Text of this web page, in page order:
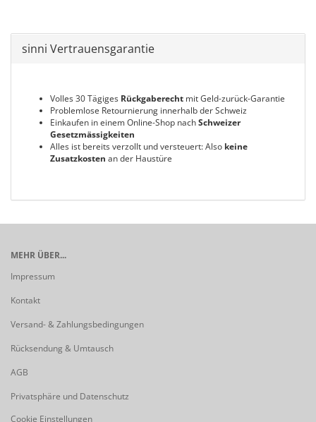
sinni Vertrauensgarantie
Volles 30 Tägiges Rückgaberecht mit Geld-zurück-Garantie
Problemlose Retournierung innerhalb der Schweiz
Einkaufen in einem Online-Shop nachSchweizer
Gesetzmässigkeiten
Alles ist bereits verzollt und versteuert: Also keine
Zusatzkosten an der Haustüre
MEHR ÜBER...
Impressum
Kontakt
Versand- & Zahlungsbedingungen
Rücksendung & Umtausch
AGB
Privatsphäre und Datenschutz
Cookie Einstellungen